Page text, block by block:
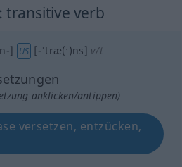
: transitive verb
] US [-ˈtræ(ː)ns] v/t
anklicken/antippen)
versetzen, entzücken,